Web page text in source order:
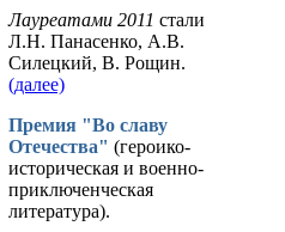
Лауреатами 2011 стали
Л.Н. Панасенко, А.В.
Силецкий, В. Рощин.
(далее)
Премия "Во славу
Отечества" (героико-
историческая и военно-
приключенческая
литература).